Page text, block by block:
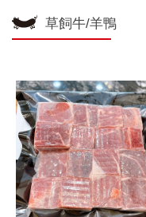
草飼牛/羊鴨